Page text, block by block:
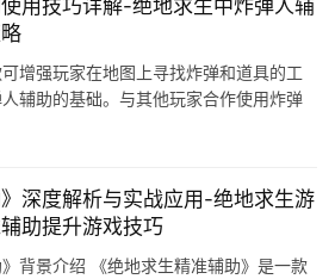
用技巧详解-绝地求生中炸弹人辅
增强玩家在地图上寻找炸弹和道具的工
辅助的基础。与其他玩家合作使用炸弹
》深度解析与实战应用-绝地求生游
助提升游戏技巧
背景介绍 《绝地求生精准辅助》是一款